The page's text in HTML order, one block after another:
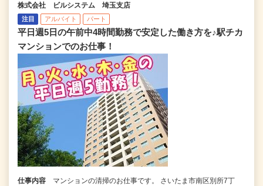
株式会社 ビルシステム 埼玉支店
注目 アルバイト パート
平日週5日の午前中4時間勤務で安定した働き方を♪駅チカ
マンションでのお仕事！
仕事内容
マンションの清掃のお仕事です。 さいたま市南区別所7丁